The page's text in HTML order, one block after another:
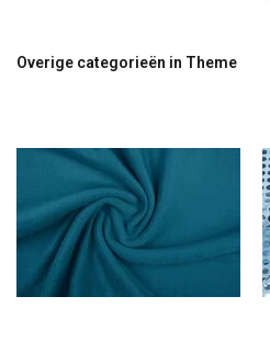
Overige categorieën in Theme